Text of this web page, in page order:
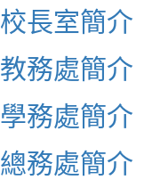
校長室簡介
教務處簡介
學務處簡介
總務處簡介